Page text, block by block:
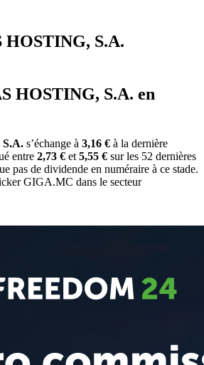
HOSTING, S.A.
HOSTING, S.A. en
S.A. s’échange à 3,16 € à la dernière
entre 2,73 € et 5,55 € sur les 52 dernières
pas de dividende en numéraire à ce stade.
GIGA.MC dans le secteur